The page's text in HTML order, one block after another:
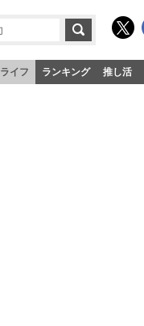
ライフ ランキング 推し活